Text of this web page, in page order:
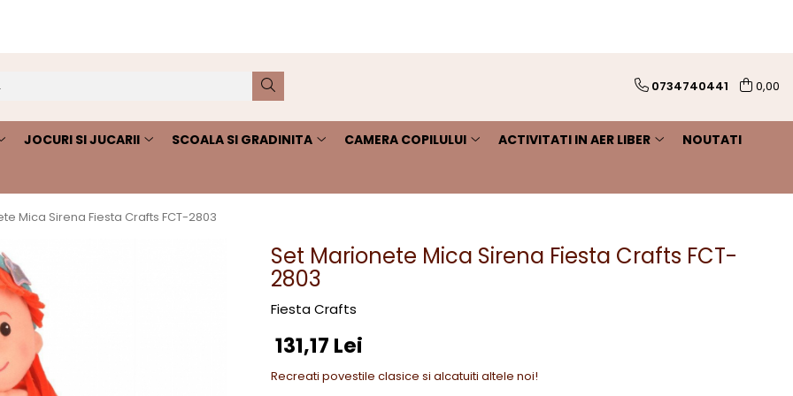
0734740441 0,00
JOCURI SI JUCARII SCOALA SI GRADINITA CAMERA COPILULUI ACTIVITATI IN AER LIBER NOUTATI
Mica Sirena Fiesta Crafts FCT-2803
Set Marionete Mica Sirena Fiesta Crafts FCT-
2803
Fiesta Crafts
131,17 Lei
Recreati povestile clasice si alcatuiti altele noi!